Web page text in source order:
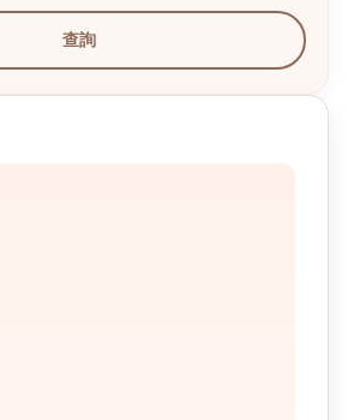
查詢